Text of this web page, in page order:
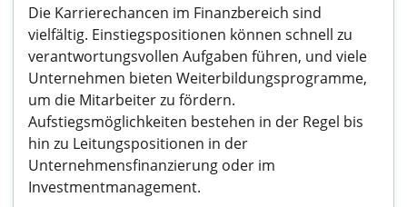
Die Karrierechancen im Finanzbereich sind
vielfältig. Einstiegspositionen können schnell zu
verantwortungsvollen Aufgaben führen, und viele
Unternehmen bieten Weiterbildungsprogramme,
um die Mitarbeiter zu fördern.
Aufstiegsmöglichkeiten bestehen in der Regel bis
hin zu Leitungspositionen in der
Unternehmensfinanzierung oder im
Investmentmanagement.